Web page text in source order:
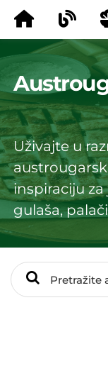
Uživajte u
inspiraciju
gulaša,